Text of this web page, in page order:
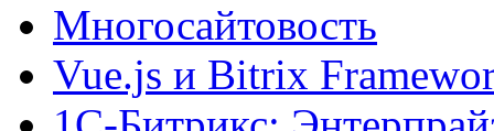
Многосайтовость
Vue.js и Bitrix